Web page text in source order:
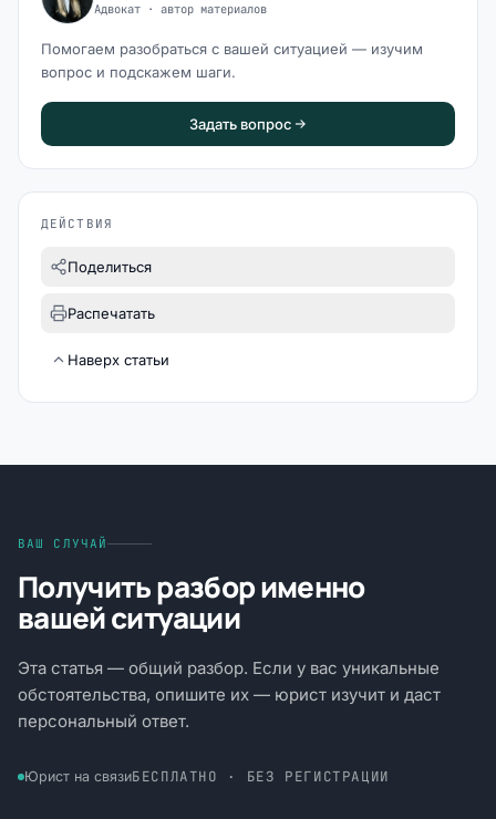
Адвокат · автор материалов
Помогаем разобраться с вашей ситуацией — изучим
вопрос и подскажем шаги.
Задать вопрос
ДЕЙСТВИЯ
Поделиться
Распечатать
Наверх статьи
ВАШ СЛУЧАЙ
Получить разбор именно
вашей ситуации
Эта статья — общий разбор. Если у вас уникальные
обстоятельства, опишите их — юрист изучит и даст
персональный ответ.
Юрист на связиБЕСПЛАТНО · БЕЗ РЕГИСТРАЦИИ